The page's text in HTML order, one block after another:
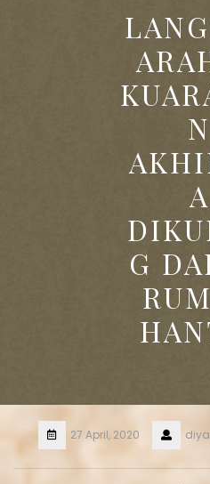
N
A
G
27 April, 2020